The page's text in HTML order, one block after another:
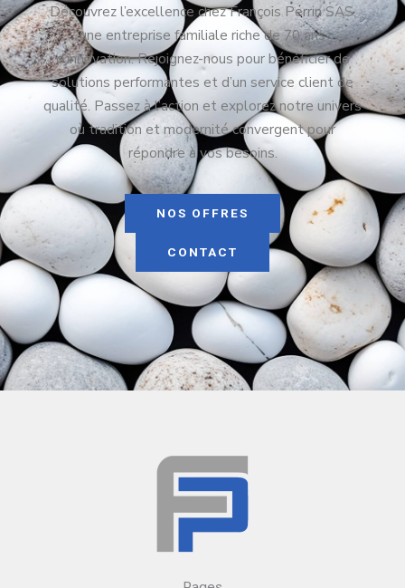
Découvrez l’excellence chez François Perrin SAS,
une entreprise familiale riche de 70 ans
d’innovation. Rejoignez-nous pour bénéficier de
solutions performantes et d’un service client de
qualité. Passez à l’action et explorez notre univers
où tradition et modernité convergent pour
répondre à vos besoins.
NOS OFFRES
CONTACT